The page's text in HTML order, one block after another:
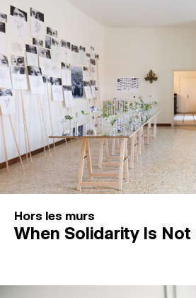
Hors les murs
When Solidarity Is